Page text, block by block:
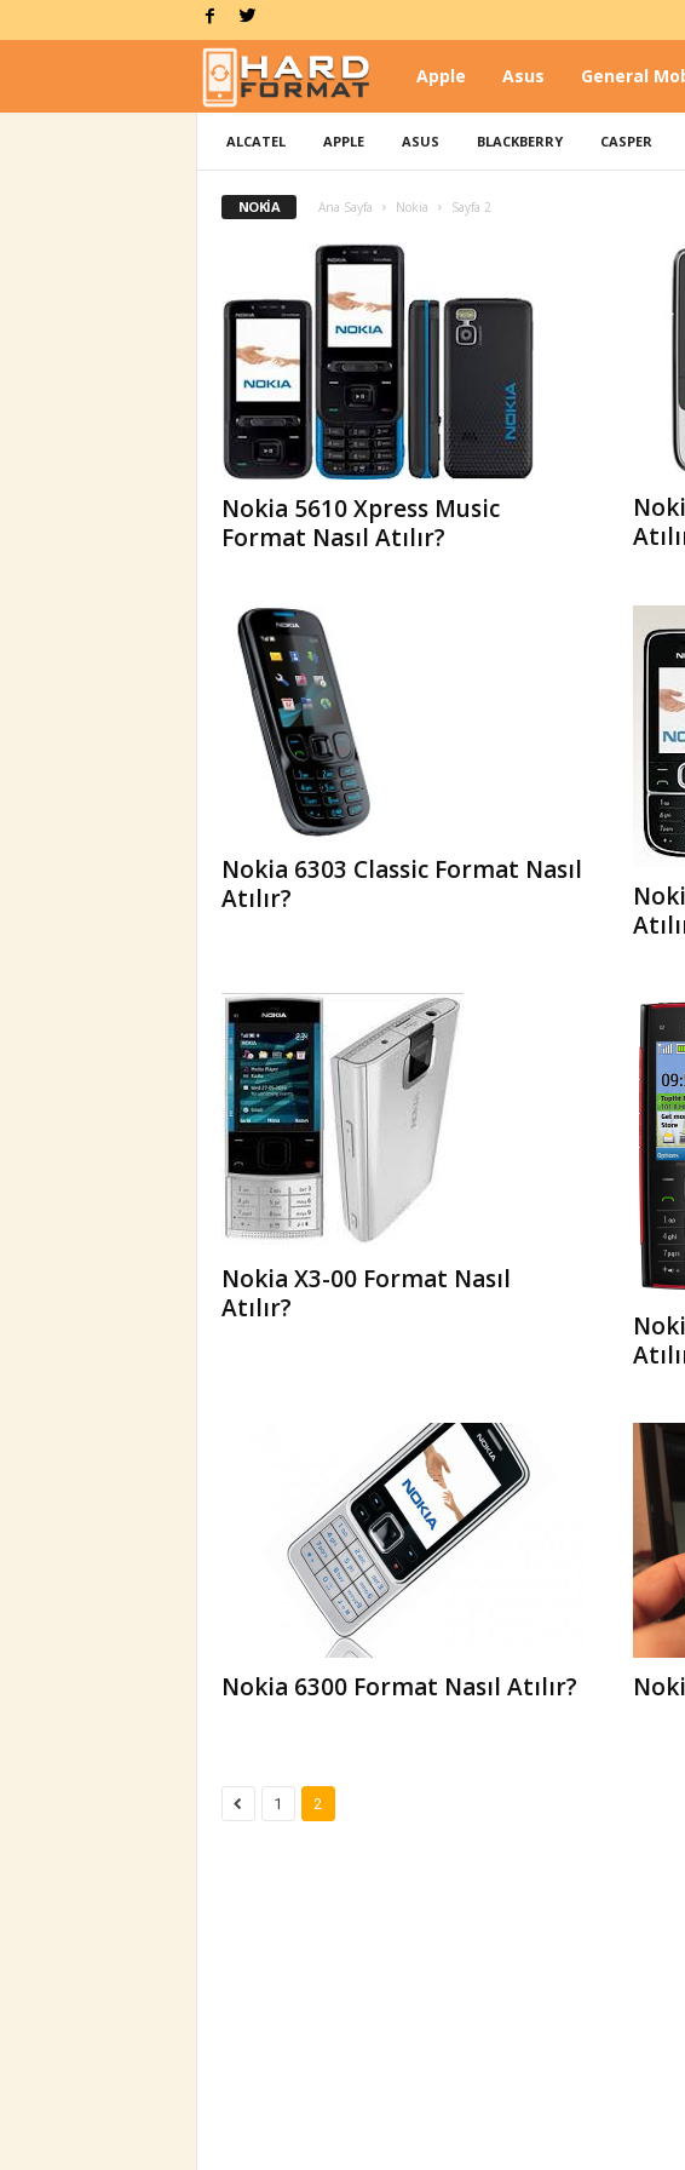
a
F
r
Apple Asus General
ALCATEL APPLE ASUS BLACKBERRY CASPER
NOKIA Ana Sayfa Nokia Sayfa 2
Nokia 5610 Xpress Music
Format Nasıl Atılır?
Nokia 6303 Classic Format Nasıl
Atılır?
Nokia X3-00 Format Nasıl
Atılır?
Nokia 6300 Format Nasıl Atılır?
1 2